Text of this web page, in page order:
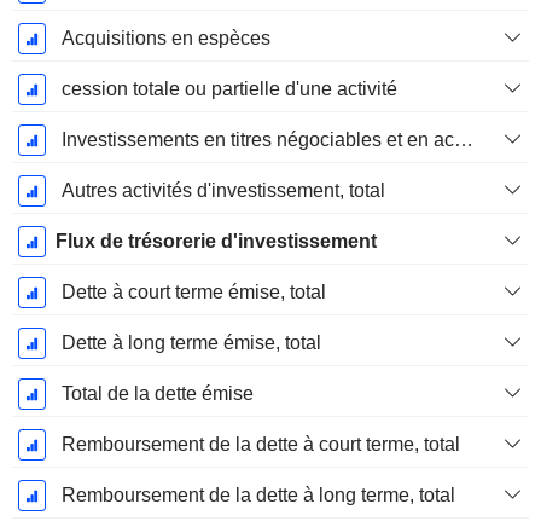
Acquisitions en espèces
cession totale ou partielle d'une activité
Investissements en titres négociables et en actions, total
Autres activités d'investissement, total
Flux de trésorerie d'investissement
Dette à court terme émise, total
Dette à long terme émise, total
Total de la dette émise
Remboursement de la dette à court terme, total
Remboursement de la dette à long terme, total